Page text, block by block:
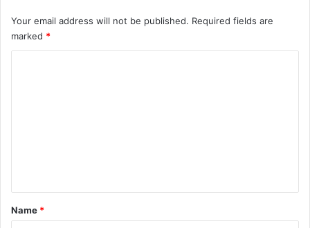
Your email address will not be published. Required fields are
marked *
*
Name *